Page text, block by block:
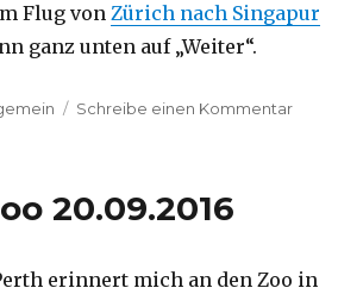
Flug vonZürich nach Singapur
ganz unten auf „Weiter“.
Schreibe einen Kommentarzu
Perth
20.09.2016
erinnert mich an den Zoo in